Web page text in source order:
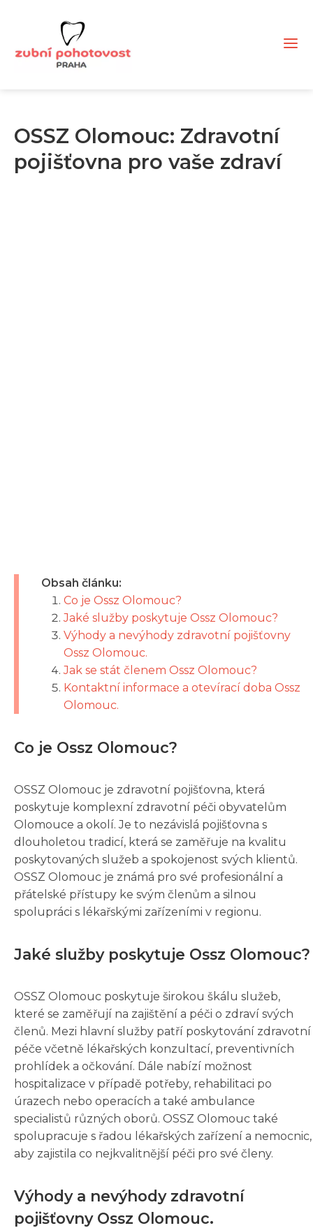
OSSZ Olomouc: Zdravotní
pojišťovna pro vaše zdraví
Obsah článku:
Co je Ossz Olomouc?
Jaké služby poskytuje Ossz Olomouc?
Výhody a nevýhody zdravotní pojišťovny
Ossz Olomouc.
Jak se stát členem Ossz Olomouc?
Kontaktní informace a otevírací doba Ossz
Olomouc.
Co je Ossz Olomouc?
OSSZ Olomouc je zdravotní pojišťovna, která
poskytuje komplexní zdravotní péči obyvatelům
Olomouce a okolí. Je to nezávislá pojišťovna s
dlouholetou tradicí, která se zaměřuje na kvalitu
poskytovaných služeb a spokojenost svých klientů.
OSSZ Olomouc je známá pro své profesionální a
přátelské přístupy ke svým členům a silnou
spolupráci s lékařskými zařízeními v regionu.
Jaké služby poskytuje Ossz Olomouc?
OSSZ Olomouc poskytuje širokou škálu služeb,
které se zaměřují na zajištění a péči o zdraví svých
členů. Mezi hlavní služby patří poskytování zdravotní
péče včetně lékařských konzultací, preventivních
prohlídek a očkování. Dále nabízí možnost
hospitalizace v případě potřeby, rehabilitaci po
úrazech nebo operacích a také ambulance
specialistů různých oborů. OSSZ Olomouc také
spolupracuje s řadou lékařských zařízení a nemocnic,
aby zajistila co nejkvalitnější péči pro své členy.
Výhody a nevýhody zdravotní
pojišťovny Ossz Olomouc.